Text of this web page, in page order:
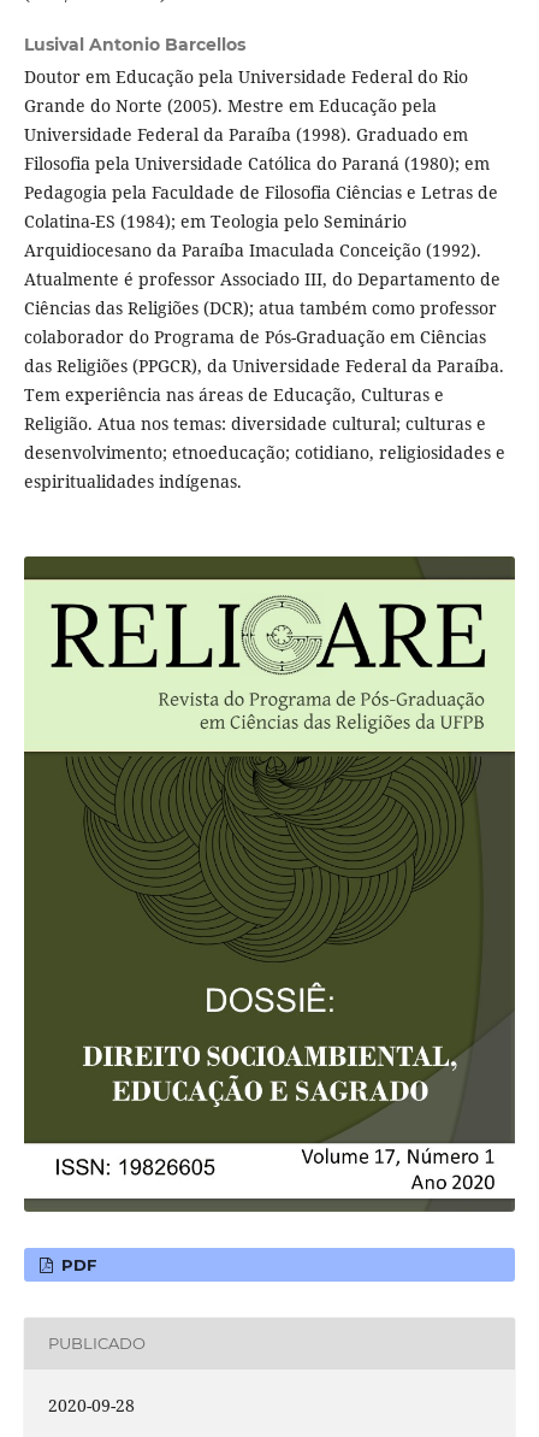
Lusival Antonio Barcellos
Doutor em Educação pela Universidade Federal do Rio
Grande do Norte (2005). Mestre em Educação pela
Universidade Federal da Paraíba (1998). Graduado em
Filosofia pela Universidade Católica do Paraná (1980); em
Pedagogia pela Faculdade de Filosofia Ciências e Letras de
Colatina-ES (1984); em Teologia pelo Seminário
Arquidiocesano da Paraíba Imaculada Conceição (1992).
Atualmente é professor Associado III, do Departamento de
Ciências das Religiões (DCR); atua também como professor
colaborador do Programa de Pós-Graduação em Ciências
das Religiões (PPGCR), da Universidade Federal da Paraíba.
Tem experiência nas áreas de Educação, Culturas e
Religião. Atua nos temas: diversidade cultural; culturas e
desenvolvimento; etnoeducação; cotidiano, religiosidades e
espiritualidades indígenas.
PDF
PUBLICADO
2020-09-28